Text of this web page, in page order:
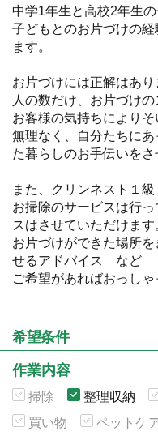
中学1年生と高校2年生の
子どもとのお片づけの
ます。
お片づけには正解はあり
人の数だけ、お片づけの
お客様の気持ちによりそ
無理なく、自分たちに
た暮らしのお手伝いをさ
また、クリンネスト１
お掃除のサービスは行
スはさせていただけます
お片づけができた場所
せるアドバイス など
ご希望があればおっしゃ
希望条件
作業内容
掃除 整理収納
買い物
ペットケ